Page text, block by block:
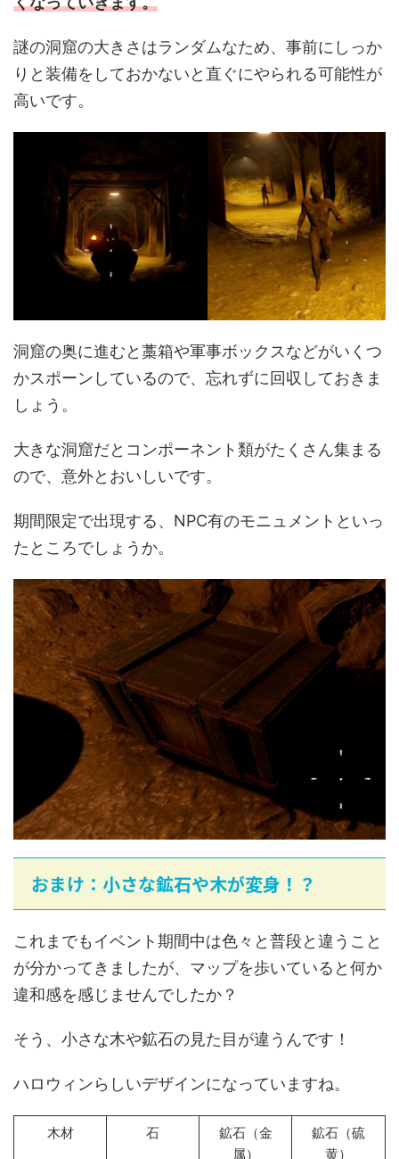
謎の洞窟の大きさはランダムなため、事前にしっか
りと装備をしておかないと直ぐにやられる可能性が
高いです。
洞窟の奥に進むと藁箱や軍事ボックスなどがいくつ
かスポーンしているので、忘れずに回収しておきま
しょう。
大きな洞窟だとコンポーネント類がたくさん集まる
ので、意外とおいしいです。
期間限定で出現する、NPC有のモニュメントといっ
たところでしょうか。
おまけ：小さな鉱石や木が変身！？
これまでもイベント期間中は色々と普段と違うこと
が分かってきましたが、マップを歩いていると何か
違和感を感じませんでしたか？
そう、小さな木や鉱石の見た目が違うんです！
ハロウィンらしいデザインになっていますね。
木材 石
鉱石（金
属）
鉱石（硫
黄）